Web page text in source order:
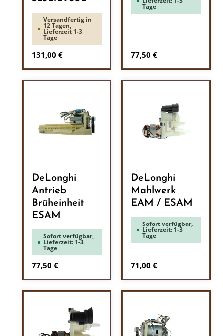
Versandfertig in
12 Tagen,
Lieferzeit 1-3
Tage
Regulärer Preis:
131,00 €
Tage
Regulärer Preis:
77,50 €
DeLonghi
Antrieb
Brüheinheit
ESAM
Sofort verfügbar,
Lieferzeit: 1-3
Tage
Regulärer Preis:
77,50 €
DeLonghi
Mahlwerk
EAM / ESAM
Sofort verfügbar,
Lieferzeit: 1-3
Tage
Regulärer Preis:
71,00 €